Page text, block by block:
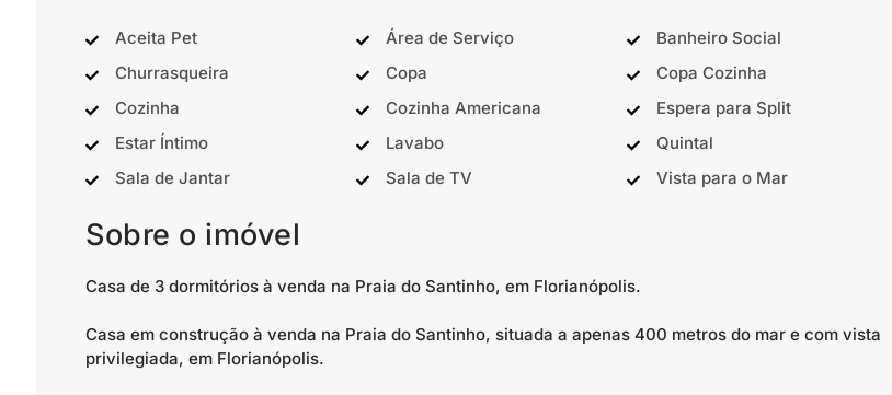
Aceita Pet Área de Serviço
Banheiro Social
Churrasqueira
Copa
Copa Cozinha
Cozinha
Cozinha Americana
Espera para Split
Estar Íntimo
Lavabo
Quintal
Sala de Jantar
Sala de TV Vista para o Mar
Sobre o imóvel
Casa de 3 dormitórios à venda na Praia do Santinho, em Florianópolis.
Casa em construção à venda na Praia do Santinho, situada a apenas 400 metros do mar e com vista
privilegiada, em Florianópolis.